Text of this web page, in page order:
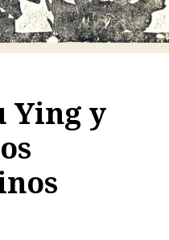
Ying y